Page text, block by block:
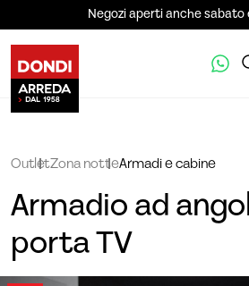
Negozi aperti anche sabato
OutletZona notteArmadi e cabine
Armadio ad
porta TV